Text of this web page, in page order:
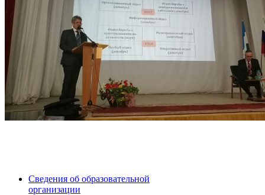
Сведения об образовательной
организации